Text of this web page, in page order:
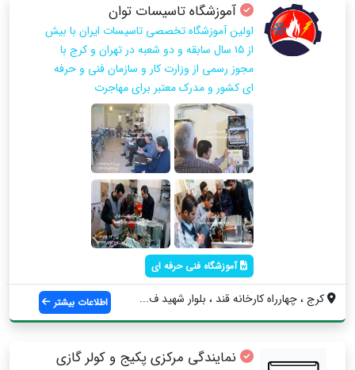
آموزشگاه تاسیسات توان
اولین آموزشگاه تخصصی تاسیسات ایران با بیش
از ۱۵ سال سابقه و دو شعبه در تهران و کرج با
مجوز رسمی از وزارت کار و سازمان فنی و حرفه
ای کشور و مدرک معتبر برای مهاجرت
آموزشگاه فنی حرفه ای
كرج ، چهارراه كارخانه قند ، بلوار شهید ف... اطلاعات بیشتر
نمایندگی مرکزی پکیج و کولر گازی